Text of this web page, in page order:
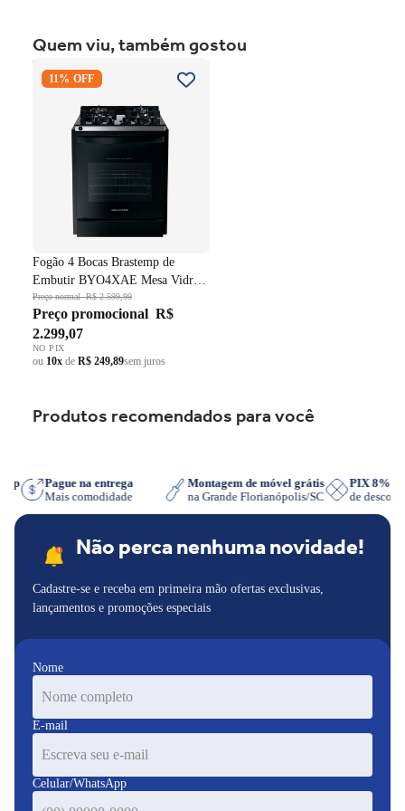
Quem viu, também gostou
Fogão 4 Bocas Brastemp de
Embutir BYO4XAE Mesa
Fundido Dupla Chama Preto
11% OFF
Fogão 4 Bocas Brastemp de
Embutir BYO4XAE Mesa Vidro
Grade em Ferro Fundido Dupla
Chama Preto Bivolt
Preço normalR$ 2.599,99
Preço promocional R$
2.299,07
NO PIX
ou 10x de R$ 249,89sem juros
Produtos recomendados para você
Pague na entrega
Mais comodidade
Montagem de móvel grátis
na Grande Florianópolis/SC
PIX 8%
de
Não perca nenhuma novidade!
Cadastre-se e receba em primeira mão ofertas exclusivas,
lançamentos e promoções especiais
Nome
E-mail
Celular/WhatsApp